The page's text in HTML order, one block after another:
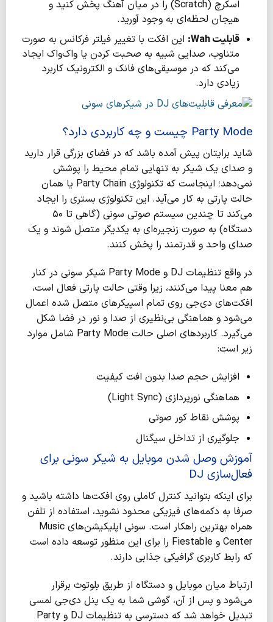
اسکرچ (Scratch) را در میان آهنگ پخش کنید و
هیجان لحظه‌ای به وجود آورید.
قابلیتWah
: این افکت با تغییر فیلتر فرکانس به صورت
متناوب، صدایی شبیه به صحبت کردن یا واک‌واک ایجاد
می‌کند که در موسیقی‌های فانک و الکترونیک کاربرد
زیادی دارد.
Party Mode چیست و چه کاربردی دارد؟
شاید برایتان پیش آمده باشد که در فضای بزرگی قرار دارید
و صدای یک شیکر به تنهایی تمام محیط را پوشش
نمی‌دهد؛ اینجاست که تکنولوژی Party Chain یا همان
حالت پارتی به کار می‌آید. این تکنولوژی بستری را ایجاد
می‌کند تا چندین سیستم صوتی سونی (گاهی تا ۵۰
دستگاه) به صورت زنجیره‌ای به یکدیگر متصل شوند و یک
صدای واحد و قدرتمند را پخش کنند.
در واقع تنظیمات DJ و Party Mode شیکر سونی در کنار
هم معنا پیدا می‌کنند، زیرا وقتی حالت پارتی فعال است،
افکت‌های دی‌جی روی تمام اسپیکرهای متصل شده اعمال
می‌شود و هماهنگی بی‌نظیری از صدا و نور در فضا شکل
می‌گیرد. کاربردهای اصلی حالت Party Mode شامل موارد
زیر است:
افزایش حجم صدا بدون افت کیفیت
هماهنگی نورپردازی (Light Sync)
پوشش نقاط کور صوتی
جلوگیری از تداخل سیگنال
آموزش وصل شدن موبایل به شیکر سونی برای
فعال‌سازی DJ
برای اینکه بتوانید کنترل کاملی روی افکت‌ها داشته باشید و
صرفا به دکمه‌های فیزیکی محدود نشوید، استفاده از تلفن
همراه بهترین راهکار است. سونی اپلیکیشن‌های Music
Center و Fiestable را برای این منظور توسعه داده است
که رابط کاربری گرافیکی جذابی دارند.
ارتباط میان موبایل و دستگاه از طریق بلوتوث برقرار
می‌شود و پس از آن، گوشی شما به یک پنل دی‌جی لمسی
تبدیل خواهد شد که دسترسی به تنظیمات DJ و Party